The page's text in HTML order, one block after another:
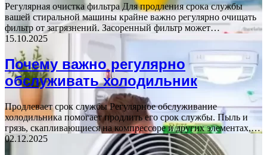
Регулярная очистка фильтра Для продления срока службы
вашей стиральной машины крайне важно регулярно очищать
фильтр от загрязнений. Засоренный фильтр может…
15.10.2025
Почему важно регулярно
обслуживать холодильник
Продлевает срок службы Регулярное обслуживание
холодильника помогает продлить его срок службы. Пыль и
грязь, скапливающиеся на компрессоре и других элементах,…
02.12.2025